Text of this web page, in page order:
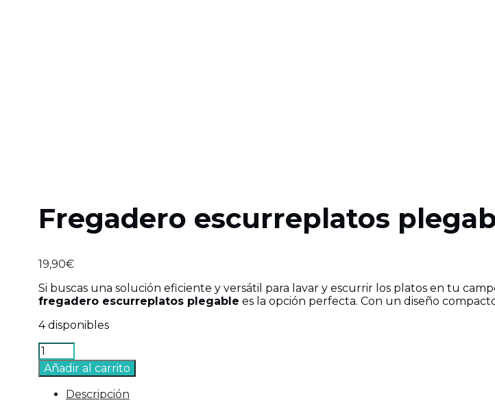
Fregadero escurreplatos
19,90€
Si buscas una solución eficiente y versátil para lavar y escurrir los platos en tu
fregadero escurreplatos plegable es la opción perfecta. Con un diseño
4 disponibles
Fregadero
escurreplatos
plegable
cantidad
Añadir al carrito
Descripción